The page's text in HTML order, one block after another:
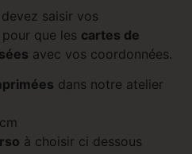
saisir vos
que les cartes de
avec vos coordonnées.
dans notre atelier
à choisir ci dessous